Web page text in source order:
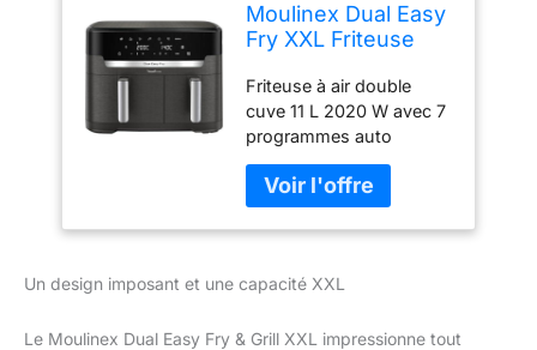
Moulinex Dual Easy
Fry XXL Friteuse
11 L, cuisson
synchronisée, 7
programmes
automatiques,
Écran tactile, air
fryer EZ942HF0
Friteuse à air double
cuve 11 L 2020 W avec 7
programmes auto
Un design imposant et une capacité XXL
Le Moulinex Dual Easy Fry & Grill XXL impressionne tout